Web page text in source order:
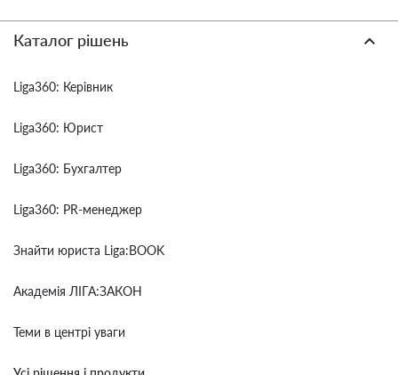
Каталог рішень
Liga360: Керівник
Liga360: Юрист
Liga360: Бухгалтер
Liga360: PR-менеджер
Знайти юриста Liga:BOOK
Академія ЛІГА:ЗАКОН
Теми в центрі уваги